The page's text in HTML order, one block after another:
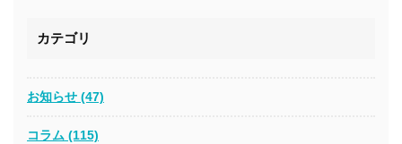
カテゴリ
お知らせ (47)
コラム (115)